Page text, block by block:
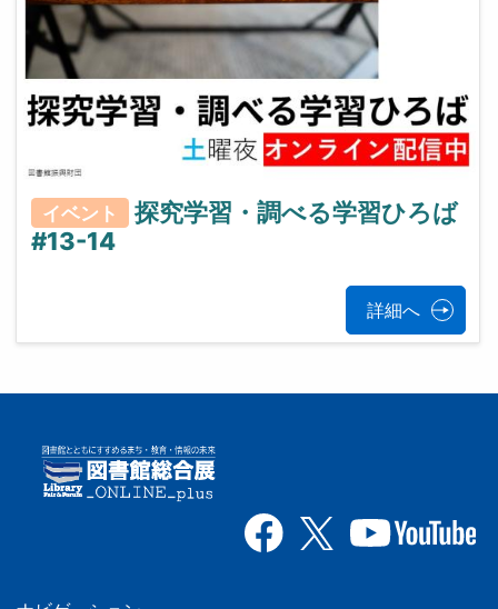
イベント
探究学習・調べる学習ひろば
#13-14
詳細へ